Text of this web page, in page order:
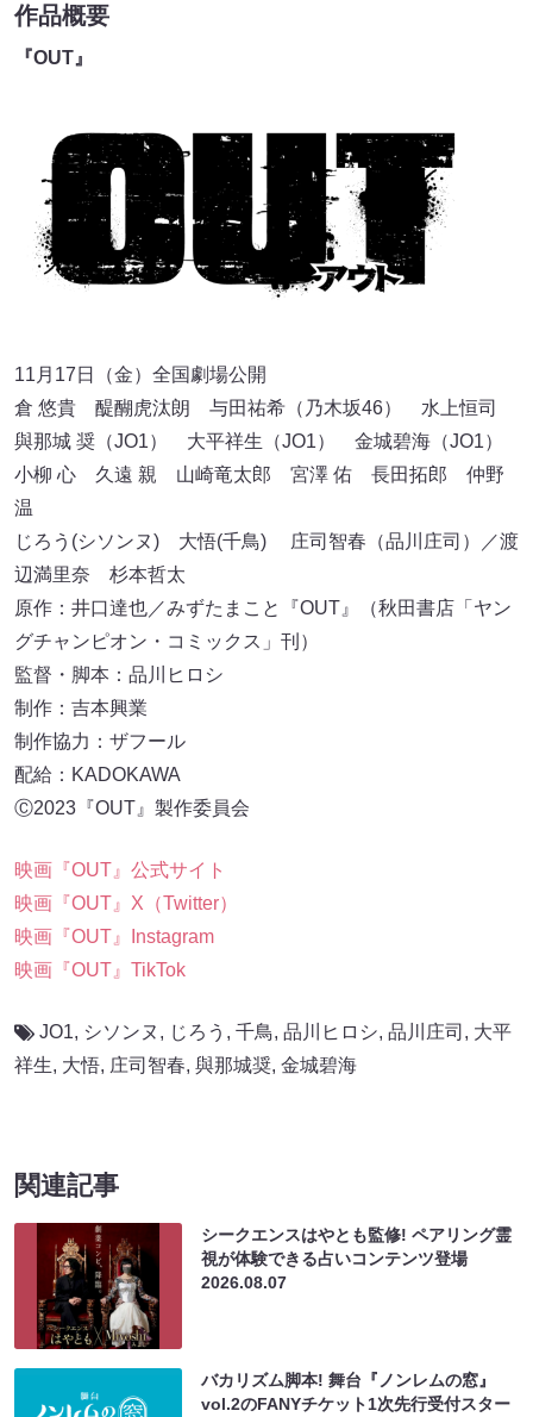
作品概要
『OUT』
11月17日（金）全国劇場公開
倉 悠貴 醍醐虎汰朗 与田祐希（乃木坂46） ⽔上恒司
與那城 奨（JO1） ⼤平祥⽣（JO1） ⾦城碧海（JO1）
小柳 心 久遠 親 山崎竜太郎 宮澤 佑 長田拓郎 仲野
温
じろう(シソンヌ) 大悟(千鳥) 庄司智春（品川庄司）／渡
辺満里奈 杉本哲太
原作：井口達也／みずたまこと『OUT』（秋田書店「ヤン
グチャンピオン・コミックス」刊）
監督・脚本：品川ヒロシ
制作：吉本興業
制作協力：ザフール
配給：KADOKAWA
Ⓒ2023『OUT』製作委員会
映画『OUT』公式サイト
映画『OUT』X（Twitter）
映画『OUT』Instagram
映画『OUT』TikTok
JO1, シソンヌ , じろう , 千鳥, 品川ヒロシ, 品川庄司 , 大平
祥生, 大悟, 庄司智春, 與那城奨, 金城碧海
関連記事
シークエンスはやとも監修! ペアリング霊
視が体験できる占いコンテンツ登場
2026.08.07
バカリズム脚本! 舞台『ノンレムの窓』
vol.2のFANYチケット1次先行受付スター